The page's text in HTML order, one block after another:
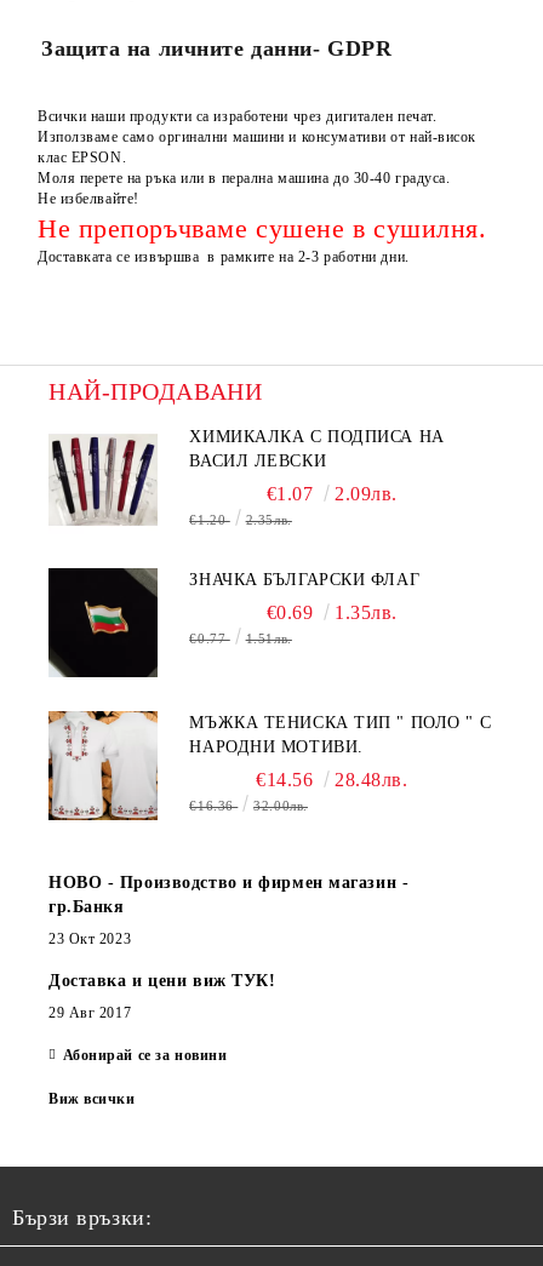
Защита на личните данни- GDPR
Всички наши продукти са изработени чрез дигитален печат.
Използваме само оргинални машини и консумативи от най-висок
клас EPSON.
Моля перете на ръка или в перална машина до 30-40 градуса.
Не избелвайте!
Не препоръчваме сушене в сушилня.
Доставката се извършва в рамките на 2-3 работни дни.
НАЙ-ПРОДАВАНИ
ХИМИКАЛКА С ПОДПИСА НА
ВАСИЛ ЛЕВСКИ
€1.07 2.09лв.
€1.20 2.35лв.
ЗНАЧКА БЪЛГАРСКИ ФЛАГ
€0.69 1.35лв.
€0.77 1.51лв.
МЪЖКА ТЕНИСКА ТИП " ПОЛО " С
НАРОДНИ МОТИВИ.
€14.56 28.48лв.
€16.36 32.00лв.
НОВО - Производство и фирмен магазин -
гр.Банкя
23 Окт 2023
Доставка и цени виж ТУК!
29 Авг 2017
Абонирай се за новини
Виж всички
Бързи връзки: